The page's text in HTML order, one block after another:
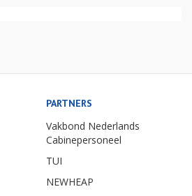
PARTNERS
Vakbond Nederlands
Cabinepersoneel
TUI
NEWHEAP